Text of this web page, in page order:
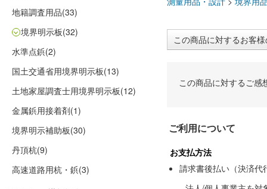
地籍調査用品(33)
境界明示板(32)
水準点鋲(2)
国土交通省用境界明示板(13)
土地家屋調査士用境界明示板(12)
金属鋲用接着剤(1)
境界明示補助板(30)
丹頂杭(9)
高速道路用杭・鋲(3)
この商品に対するお客
この商品に対するご感
ご利用について
お支払方法
請求書後払い（決済代